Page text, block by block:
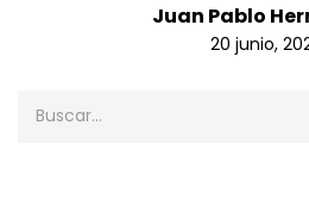
Juan Pablo
20 junio,